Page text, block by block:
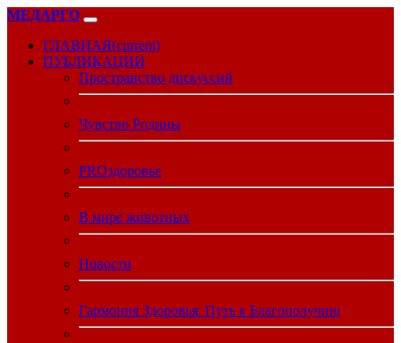
МЕДАРГО
ГЛАВНАЯ(current)
ПУБЛИКАЦИИ
Пространство дискуссий
Чувство Родины
PROздоровье
В мире животных
Новости
Гармония Здоровья: Путь к Благополучию